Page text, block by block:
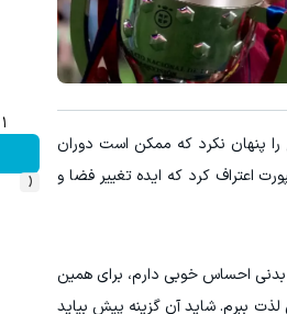
را پنهان نکرد که ممکن است دوران
اعتراف کرد که ایده تغییر فضا و
پایین‌تر وجود داشته باشد. من تقریباً ۳۸ ساله‌ام اما از نظر بدنی احساس خوبی دارم، برای همین
ببرم. شاید آن گزینه پیش بیاید
خرید
‹